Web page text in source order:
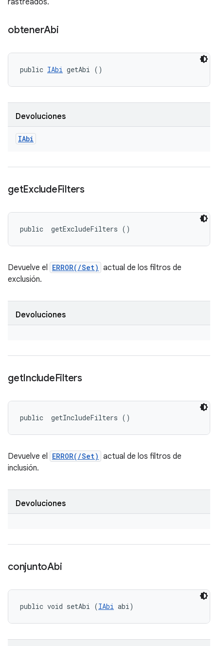
rastreados.
obtenerAbi
public IAbi getAbi ()
Devoluciones
IAbi
getExcludeFilters
public getExcludeFilters ()
Devuelve el ERROR(/Set) actual de los filtros de
exclusión.
Devoluciones
getIncludeFilters
public getIncludeFilters ()
Devuelve el ERROR(/Set) actual de los filtros de
inclusión.
Devoluciones
conjuntoAbi
public void setAbi (IAbi abi)